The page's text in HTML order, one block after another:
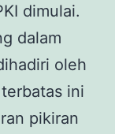
dimulai.
dalam
oleh
ini
pikiran